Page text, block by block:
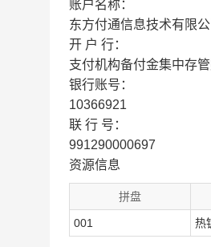
账户名称：
东方付通信息技术有限公
开 户 行：
支付机构备付金集中存
银行账号：
10366921
联 行 号：
991290000697
资源信息
拼盘
001 热